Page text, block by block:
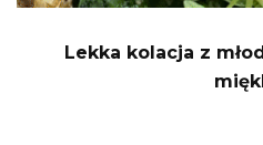
Lekka kolacja z